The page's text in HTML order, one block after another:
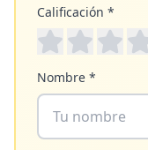
Calificación *
Nombre *